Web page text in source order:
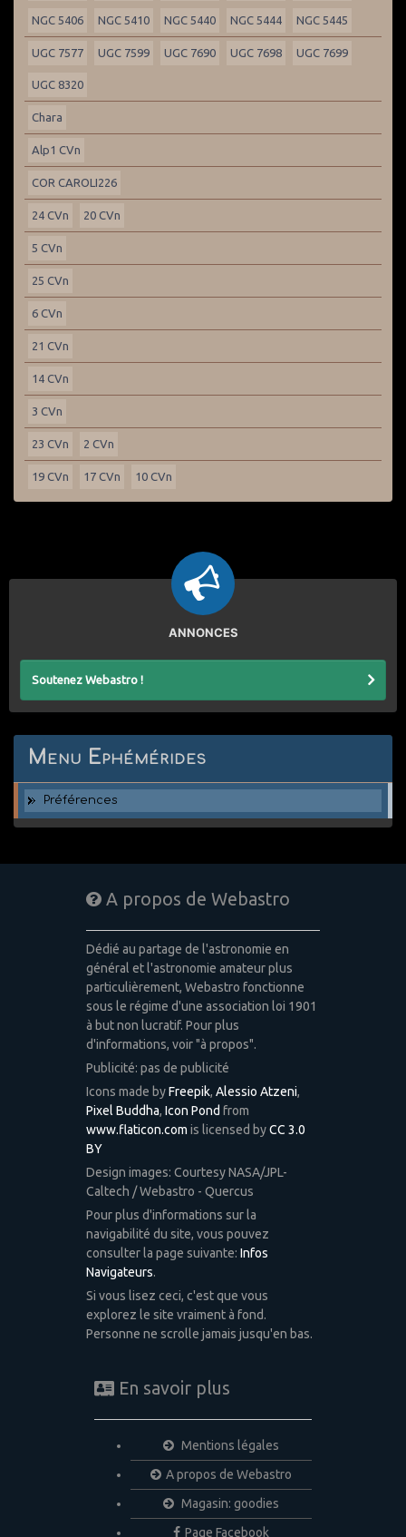
NGC 5406 NGC 5410 NGC 5440 NGC 5444 NGC 5445
UGC 7577 UGC 7599 UGC 7690 UGC 7698 UGC 7699
UGC 8320
Chara
Alp1 CVn
COR CAROLI226
24 CVn 20 CVn
5 CVn
25 CVn
6 CVn
21 CVn
14 CVn
3 CVn
23 CVn 2 CVn
19 CVn 17 CVn 10 CVn
ANNONCES
Soutenez Webastro !
Menu Ephémérides
Préférences
A propos de Webastro
Dédié au partage de l'astronomie en
général et l'astronomie amateur plus
particulièrement, Webastro fonctionne
sous le régime d'une association loi 1901
à but non lucratif. Pour plus
d'informations, voir "à propos".
Publicité: pas de publicité
Icons made byFreepik, Alessio Atzeni,
Pixel Buddha, Icon Pond from
www.flaticon.com is licensed byCC 3.0
BY
Design images: Courtesy NASA/JPL-
Caltech / Webastro - Quercus
Pour plus d'informations sur la
navigabilité du site, vous pouvez
consulter la page suivante: Infos
Navigateurs.
Si vous lisez ceci, c'est que vous
explorez le site vraiment à fond.
Personne ne scrolle jamais jusqu'en bas.
En savoir plus
Mentions légales
A propos de Webastro
Magasin: goodies
Page Facebook